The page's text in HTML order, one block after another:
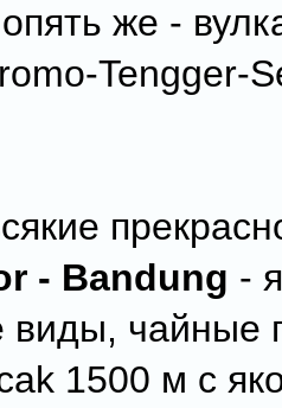
же -
Tengger-
- Bandung -
виды, чайные
1500 м с